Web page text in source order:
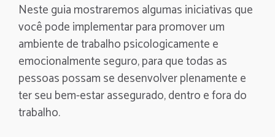
Neste guia mostraremos algumas iniciativas que
você pode implementar para promover um
ambiente de trabalho psicologicamente e
emocionalmente seguro, para que todas as
pessoas possam se desenvolver plenamente e
ter seu bem-estar assegurado, dentro e fora do
trabalho.